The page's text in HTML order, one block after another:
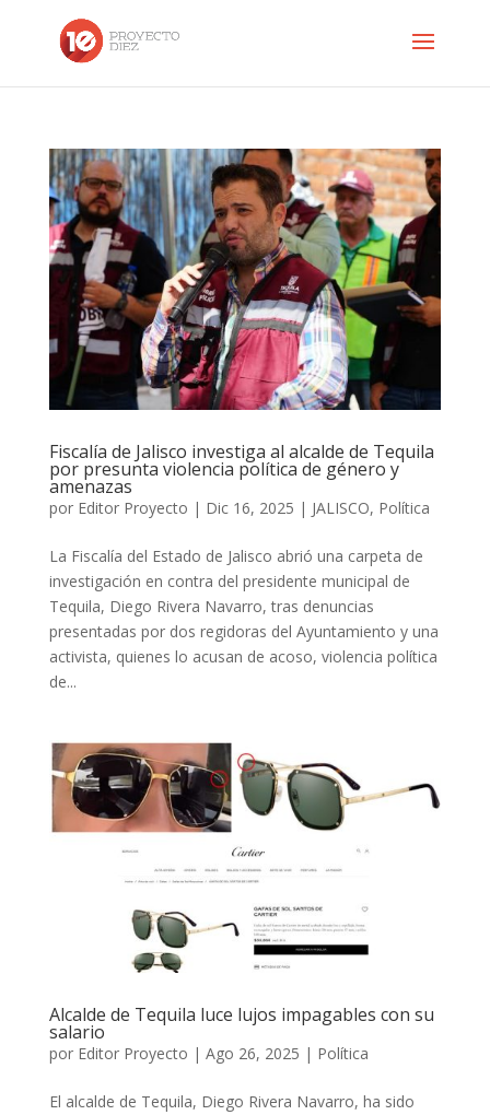
Fiscalía de Jalisco investiga al alcalde de Tequila
por presunta violencia política de género y
amenazas
por Editor Proyecto | Dic 16, 2025 | JALISCO, Política
La Fiscalía del Estado de Jalisco abrió una carpeta de
investigación en contra del presidente municipal de
Tequila, Diego Rivera Navarro, tras denuncias
presentadas por dos regidoras del Ayuntamiento y una
activista, quienes lo acusan de acoso, violencia política
de...
Alcalde de Tequila luce lujos impagables con su
salario
por Editor Proyecto | Ago 26, 2025 | Política
El alcalde de Tequila, Diego Rivera Navarro, ha sido